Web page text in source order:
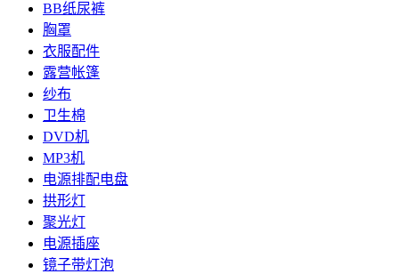
BB纸尿裤
胸罩
衣服配件
露营帐篷
纱布
卫生棉
DVD机
MP3机
电源排配电盘
拱形灯
聚光灯
电源插座
镜子带灯泡